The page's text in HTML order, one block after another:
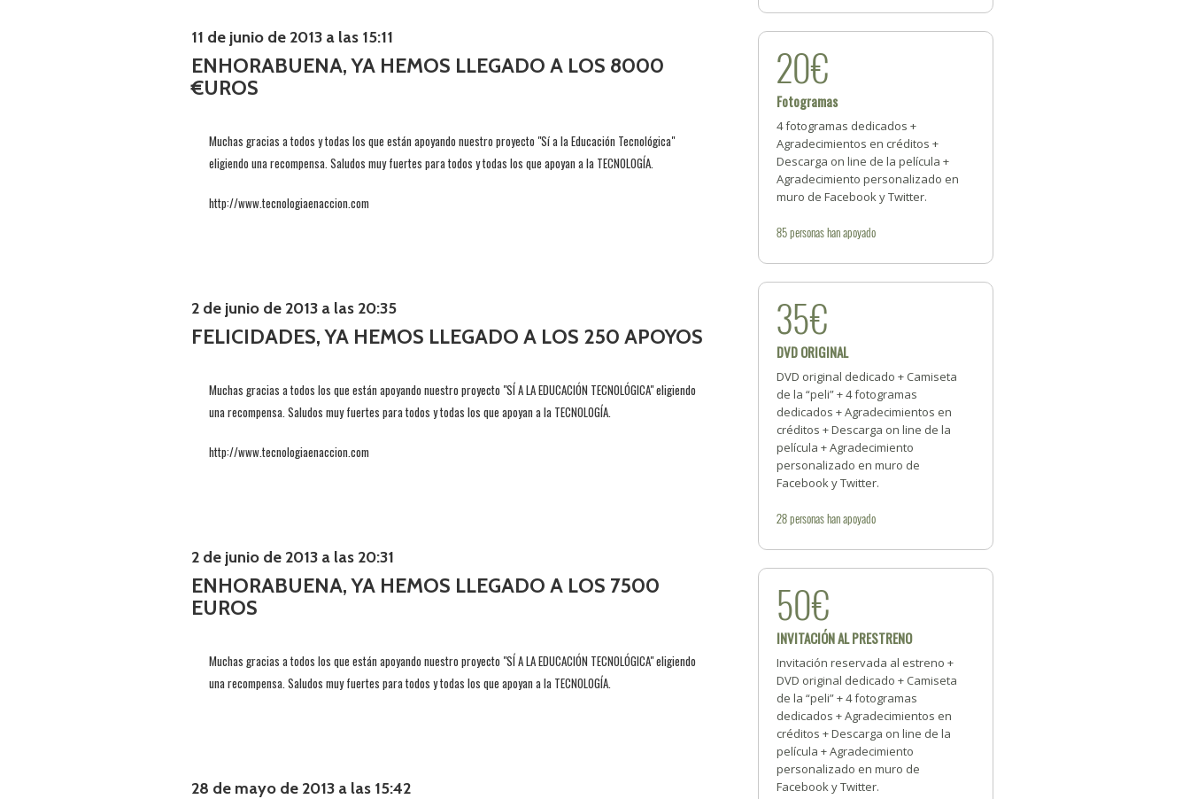
11 de junio de 2013 a las 15:11
ENHORABUENA, YA HEMOS LLEGADO A LOS 8000
€UROS
Muchas gracias a todos y todas los que están apoyando nuestro proyecto "Sí a la Educación Tecnológica"
eligiendo una recompensa. Saludos muy fuertes para todos y todas los que apoyan a la TECNOLOGÍA.
http://www.tecnologiaenaccion.com
2 de junio de 2013 a las 20:35
FELICIDADES, YA HEMOS LLEGADO A LOS 250 APOYOS
Muchas gracias a todos los que están apoyando nuestro proyecto "SÍ A LA EDUCACIÓN TECNOLÓGICA" eligiendo
una recompensa. Saludos muy fuertes para todos y todas los que apoyan a la TECNOLOGÍA.
http://www.tecnologiaenaccion.com
2 de junio de 2013 a las 20:31
ENHORABUENA, YA HEMOS LLEGADO A LOS 7500
EUROS
Muchas gracias a todos los que están apoyando nuestro proyecto "SÍ A LA EDUCACIÓN TECNOLÓGICA" eligiendo
una recompensa. Saludos muy fuertes para todos y todas los que apoyan a la TECNOLOGÍA.
28 de mayo de 2013 a las 15:42
20€
Fotogramas
4 fotogramas dedicados +
Agradecimientos en créditos +
Descarga on line de la película +
Agradecimiento personalizado en
muro de Facebook y Twitter.
85personashan apoyado
35€
DVD ORIGINAL
DVD original dedicado + Camiseta
de la “peli” + 4 fotogramas
dedicados + Agradecimientos en
créditos + Descarga on line de la
película + Agradecimiento
personalizado en muro de
Facebook y Twitter.
28personashan apoyado
50€
INVITACIÓN AL PRESTRENO
Invitación reservada al estreno +
DVD original dedicado + Camiseta
de la “peli” + 4 fotogramas
dedicados + Agradecimientos en
créditos + Descarga on line de la
película + Agradecimiento
personalizado en muro de
Facebook y Twitter.